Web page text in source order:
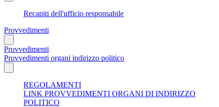
Recapiti dell'ufficio responsabile
Provvedimenti
Provvedimenti
Provvedimenti organi indirizzo politico
REGOLAMENTI
LINK PROVVEDIMENTI ORGANI DI INDIRIZZO
POLITICO